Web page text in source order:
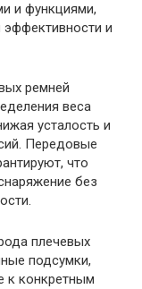
и функциями,
и
ремней
веса
усталость и
Передовые
что
без
плечевых
подсумки,
к конкретным